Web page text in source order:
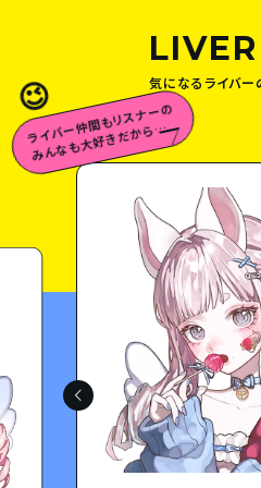
LIVER
気になるライバ
さへんで♡
😉
ラ
イ
バ
ー
仲
間
も
リ
ス
ナ
ー
の
み
ん
な
も
大
好
き
だ
か
ら
な
っ
💗